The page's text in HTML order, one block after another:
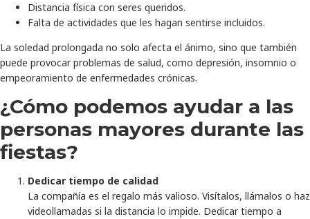
Distancia física con seres queridos.
Falta de actividades que les hagan sentirse incluidos.
La soledad prolongada no solo afecta el ánimo, sino que también
puede provocar problemas de salud, como depresión, insomnio o
empeoramiento de enfermedades crónicas.
¿Cómo podemos ayudar a las
personas mayores durante las
fiestas?
Dedicar tiempo de calidad
La compañía es el regalo más valioso. Visítalos, llámalos o haz
videollamadas si la distancia lo impide. Dedicar tiempo a